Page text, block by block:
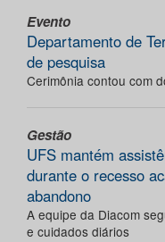
Evento
Departamento de
de pesquisa
Cerimônia contou com
Gestão
UFS mantém
durante o recesso
abandono
A equipe da Diacom
e cuidados diários